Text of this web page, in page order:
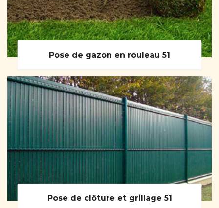
Pose de gazon en rouleau 51
Pose de clôture et grillage 51